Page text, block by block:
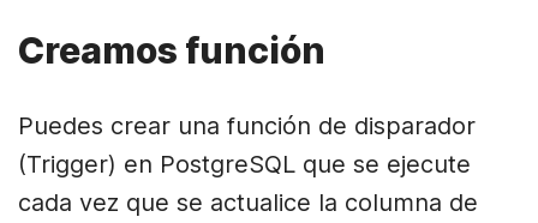
Creamos función
Puedes crear una función de disparador
(Trigger) en PostgreSQL que se ejecute
cada vez que se actualice la columna de